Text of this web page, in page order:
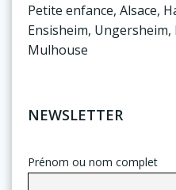
Petite enfance, Alsace,
Ensisheim,
Mulhouse
NEWSLETTER
Prénom ou nom complet